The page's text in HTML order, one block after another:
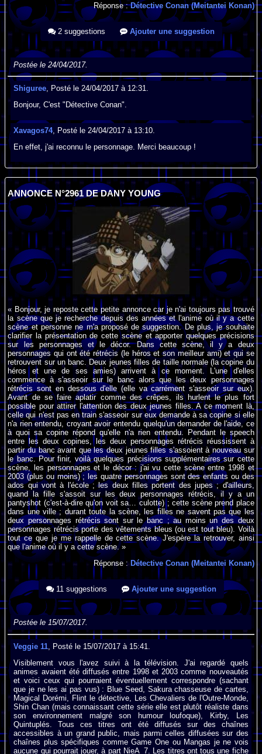
Réponse :Détective Conan (Meitantei Konan)
2 suggestions Ajouter une suggestion
Postée le 24/04/2017.
Shiguree , Posté le 24/04/2017 à 12:31.
Bonjour, C'est "Détective Conan".
Xavagos74, Posté le 24/04/2017 à 13:10.
En effet, j'ai reconnu le personnage. Merci beaucoup !
ANNONCE N°2961 DE DANY YOUNG
« Bonjour, je reposte cette petite annonce car je n'ai toujours pas trouvé
la scène que je recherche depuis des années et l'anime où il y a cette
scène et personne ne m'a proposé de suggestion. De plus, je souhaite
clarifier la présentation de cette scène et apporter quelques précisions
sur les personnages et le décor. Dans cette scène, il y a deux
personnages qui ont été rétrécis (le héros et son meilleur ami) et qui se
retrouvent sur un banc. Deux jeunes filles de taille normale (la copine du
héros et une de ses amies) arrivent à ce moment. L'une d'elles
commence à s'asseoir sur le banc alors que les deux personnages
rétrécis sont en dessous d'elle (elle va carrément s'asseoir sur eux).
Avant de se faire aplatir comme des crêpes, ils hurlent le plus fort
possible pour attirer l'attention des deux jeunes filles. A ce moment là,
celle qui n'est pas en train s'asseoir sur eux demande à sa copine si elle
n'a rien entendu, croyant avoir entendu quelqu'un demander de l'aide, ce
à quoi sa copine répond qu'elle n'a rien entendu. Pendant le speech
entre les deux copines, les deux personnages rétrécis réussissent à
partir du banc avant que les deux jeunes filles s'assoient à nouveau sur
le banc. Pour finir, voilà quelques précisions supplémentaires sur cette
scène, les personnages et le décor : j'ai vu cette scène entre 1998 et
2003 (plus ou moins) ; les quatre personnages sont des enfants ou des
ados qui vont à l'école ; les deux filles portent des jupes ; d'ailleurs,
quand la fille s'assoit sur les deux personnages rétrécis, il y a un
pantyshot (c'est-à-dire qu'on voit sa… culotte) ; cette scène prend place
dans une ville ; durant toute la scène, les filles ne savent pas que les
deux personnages rétrécis sont sur le banc ; au moins un des deux
personnages rétrécis porte des vêtements bleus (ou est tout bleu). Voilà
tout ce que je me rappelle de cette scène. J'espère la retrouver, ainsi
que l'anime où il y a cette scène. »
Réponse : Détective Conan (Meitantei Konan)
11 suggestions Ajouter une suggestion
Postée le 15/07/2017.
Veggie 11 , Posté le 15/07/2017 à 15:41.
Visiblement vous l'avez suivi à la télévision. J'ai regardé quels
animes avaient été diffusés entre 1998 et 2003 comme nouveautés
et voici ceux qui pourraient éventuellement correspondre (sachant
que je ne les ai pas vus) : Blue Seed, Sakura chasseuse de cartes,
Magical Dorémi, Flint le détective, Les Chevaliers de l'Outre-Monde,
Shin Chan (mais connaissant cette série elle est plutôt réaliste dans
son environnement malgré son humour loufoque), Kirby, Les
Quintuplés. Tous ces titres ont été diffusés sur des chaînes
accessibles à un grand public, mais parmi celles diffusées sur des
chaînes plus spécifiques comme Game One ou Mangas je ne vois
aucune qui pourrait jouer, à part NieA_7. Les titres ont tous une fiche